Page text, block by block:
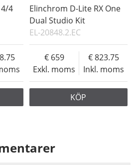
4
Elinchrom D-Lite RX One
Dual Studio Kit
EL-20848.2.EC
Exkl. moms
659
Inkl. moms
823.75
KÖP